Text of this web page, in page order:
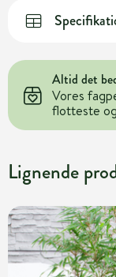
Altid det
Vores
flotteste
Lignende